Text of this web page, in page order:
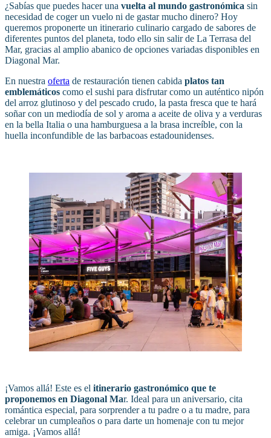
¿Sabías que puedes hacer una vuelta al mundo gastronómica sin
necesidad de coger un vuelo ni de gastar mucho dinero? Hoy
queremos proponerte un itinerario culinario cargado de sabores de
diferentes puntos del planeta, todo ello sin salir de La Terrasa del
Mar, gracias al amplio abanico de opciones variadas disponibles en
Diagonal Mar.
En nuestra oferta de restauración tienen cabida platos tan
emblemáticos como el sushi para disfrutar como un auténtico nipón
del arroz glutinoso y del pescado crudo, la pasta fresca que te hará
soñar con un mediodía de sol y aroma a aceite de oliva y a verduras
en la bella Italia o una hamburguesa a la brasa increíble, con la
huella inconfundible de las barbacoas estadounidenses.
¡Vamos allá! Este es el itinerario gastronómico que te
proponemos en Diagonal Mar. Ideal para un aniversario, cita
romántica especial, para sorprender a tu padre o a tu madre, para
celebrar un cumpleaños o para darte un homenaje con tu mejor
amiga. ¡Vamos allá!